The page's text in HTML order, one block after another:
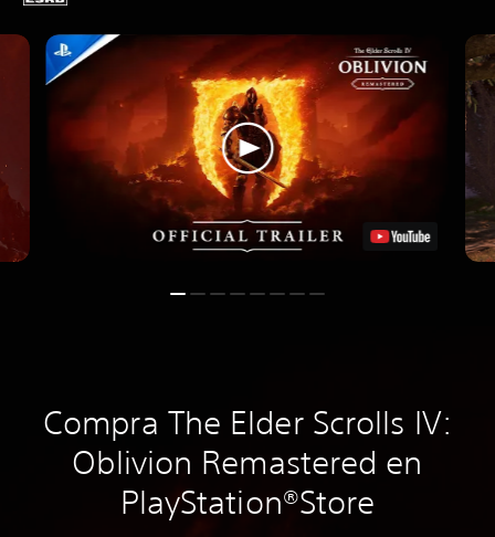
Compra The Elder Scrolls IV:
Oblivion Remastered en
PlayStation®Store